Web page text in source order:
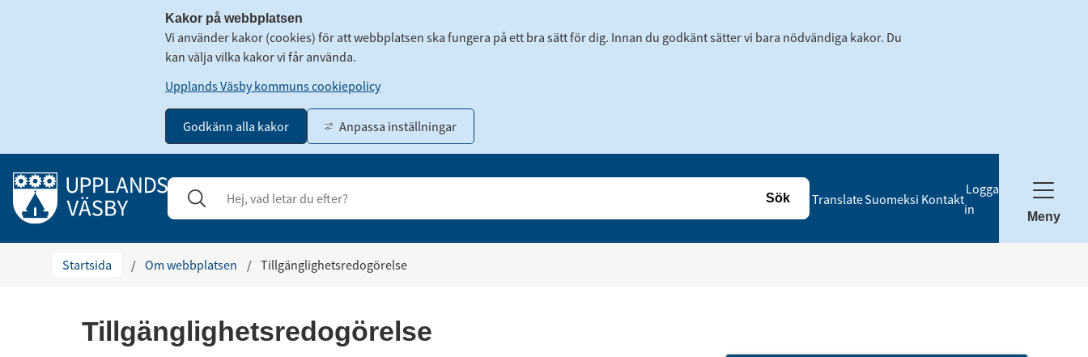
Kakor på webbplatsen
Vi använder kakor (cookies) för att webbplatsen ska fungera på ett bra sätt för dig. Innan du godkänt sätter vi bara nödvändiga kakor. Du
kan välja vilka kakor vi får använda.
Upplands Väsby kommuns cookiepolicy
Godkänn alla kakor Anpassa inställningar
Gå till innehåll
Sök
TranslateSuomeksi Kontakt
Logga
in
Meny
Startsida / Om webbplatsen / Tillgänglighetsredogörelse
Tillgänglighetsredogörelse